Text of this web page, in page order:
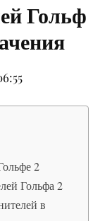
Гольф
2
Гольфа 2
в